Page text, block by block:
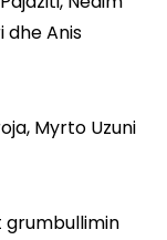
dhe Anis
Myrto Uzuni